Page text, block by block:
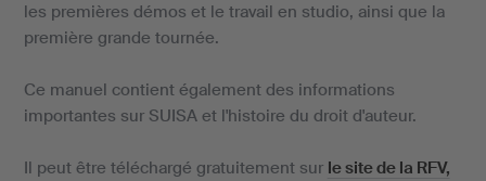
les premières démos et le travail en studio, ainsi que la
première grande tournée.
Ce manuel contient également des informations
importantes sur SUISA et l'histoire du droit d'auteur.
Il peut être téléchargé gratuitement sur le site de la RFV,